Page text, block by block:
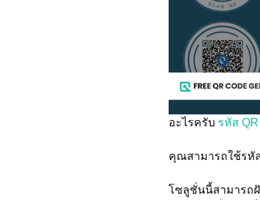
อะไรครับ รหัส QR
คุณสามารถใช้รหั
โซลูชั่นนี้สามารถ